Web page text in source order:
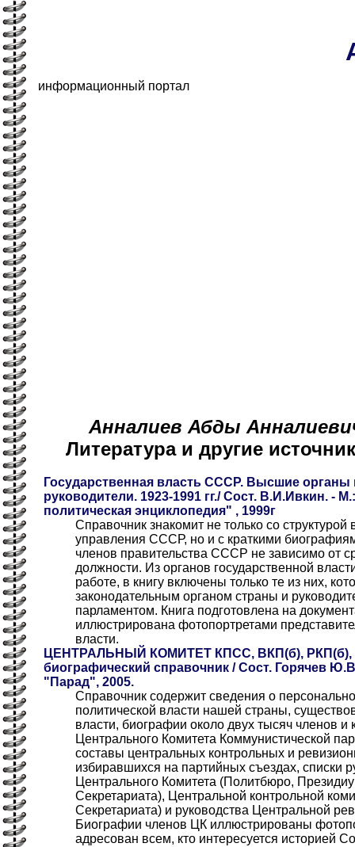
информационный портал
Анналиев Абды
Литература и другие
Государственная власть СССР. Высшие органы
руководители. 1923-1991 гг./ Сост. В.И.Ивкин. -
политическая энциклопедия" , 1999г
Справочник знакомит не только со
управления СССР, но и с краткими
членов правительства СССР не зависимо от
должности. Из органов государственной
работе, в книгу включены только те из них,
законодательным органом страны и
парламентом. Книга подготовлена на
иллюстрирована фотопортретами
власти.
ЦЕНТРАЛЬНЫЙ КОМИТЕТ КПСС, ВКП(б), РКП(б),
биографический справочник / Сост. Горячев
"Парад", 2005.
Справочник содержит сведения о
политической власти нашей страны,
власти, биографии около двух тысяч членов и
Центрального Комитета Коммунистической
составы центральных контрольных и
избиравшихся на партийных съездах, списки
Центрального Комитета (Политбюро,
Секретариата), Центральной контрольной
Секретариата) и руководства Центральной
Биографии членов ЦК иллюстрированы
адресован всем, кто интересуется историей